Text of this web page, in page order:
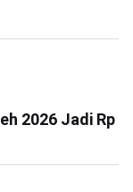
2026 Jadi Rp